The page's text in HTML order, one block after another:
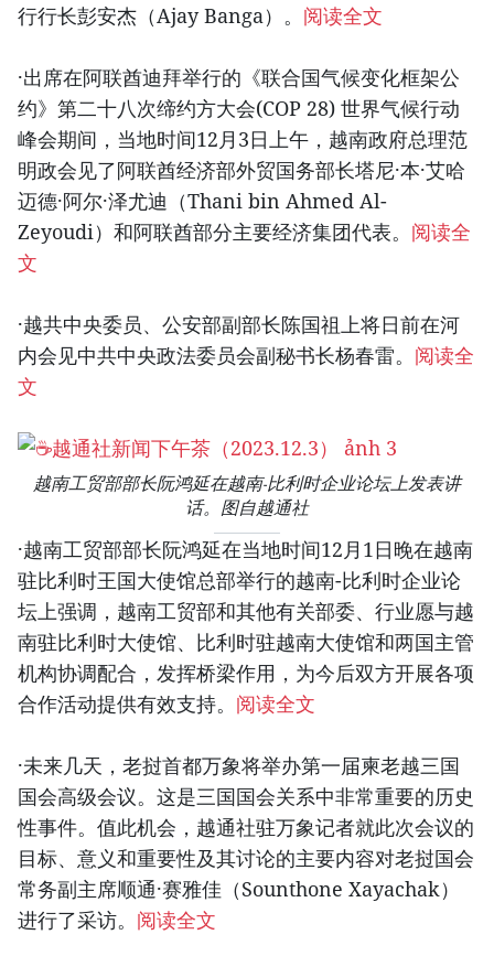
行行长彭安杰（Ajay Banga）。 阅读全文
·出席在阿联酋迪拜举行的《联合国气候变化框架公
约》第二十八次缔约方大会(COP 28) 世界气候行动
峰会期间，当地时间12月3日上午，越南政府总理范
明政会见了阿联酋经济部外贸国务部长塔尼·本·艾哈
迈德·阿尔·泽尤迪（Thani bin Ahmed Al-
Zeyoudi）和阿联酋部分主要经济集团代表。 阅读全
文
·越共中央委员、公安部副部长陈国祖上将日前在河
内会见中共中央政法委员会副秘书长杨春雷。 阅读全
文
越南工贸部部长阮鸿延在越南-比利时企业论坛上发表讲
话。图自越通社
·越南工贸部部长阮鸿延在当地时间12月1日晚在越南
驻比利时王国大使馆总部举行的越南-比利时企业论
坛上强调，越南工贸部和其他有关部委、行业愿与越
南驻比利时大使馆、比利时驻越南大使馆和两国主管
机构协调配合，发挥桥梁作用，为今后双方开展各项
合作活动提供有效支持。 阅读全文
·未来几天，老挝首都万象将举办第一届柬老越三国
国会高级会议。这是三国国会关系中非常重要的历史
性事件。值此机会，越通社驻万象记者就此次会议的
目标、意义和重要性及其讨论的主要内容对老挝国会
常务副主席顺通·赛雅佳（Sounthone Xayachak）
进行了采访。 阅读全文